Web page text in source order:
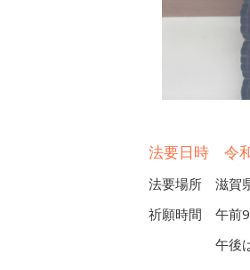
法要日時 令
法要場所 滋賀
祈願時間 午前9
午後は数珠